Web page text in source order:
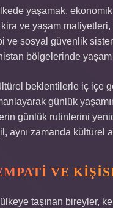
yaşamak,
kira ve yaşam
ve sosyal güvenlik
bölgelerinde yaşam
beklentilerle iç içe
günlük
günlük rutinlerini
aynı zamanda kültürel
VE
taşınan bireyler,